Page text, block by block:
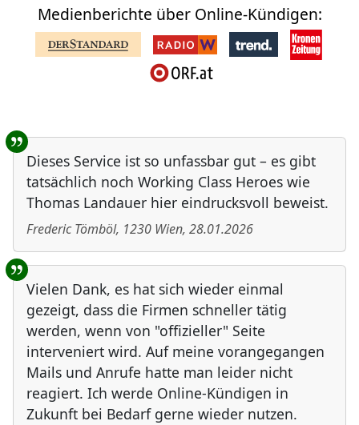
Medienberichte über Online-Kündigen:
Benutzer-Rückmeldungen
Dieses Service ist so unfassbar gut – es gibt
tatsächlich noch Working Class Heroes wie
Thomas Landauer hier eindrucksvoll beweist.
Frederic Tömböl, 1230 Wien, 28.01.2026
Vielen Dank, es hat sich wieder einmal
gezeigt, dass die Firmen schneller tätig
werden, wenn von "offizieller" Seite
interveniert wird. Auf meine vorangegangen
Mails und Anrufe hatte man leider nicht
reagiert. Ich werde Online-Kündigen in
Zukunft bei Bedarf gerne wieder nutzen.